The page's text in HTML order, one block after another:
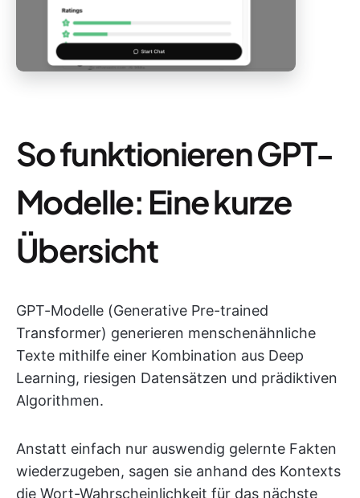
So funktionieren GPT-
Modelle: Eine kurze
Übersicht
GPT-Modelle (Generative Pre-trained
Transformer) generieren menschenähnliche
Texte mithilfe einer Kombination aus Deep
Learning, riesigen Datensätzen und prädiktiven
Algorithmen.
Anstatt einfach nur auswendig gelernte Fakten
wiederzugeben, sagen sie anhand des Kontexts
die Wort-Wahrscheinlichkeit für das nächste